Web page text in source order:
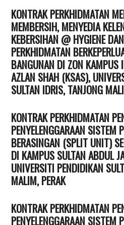
KONTRAK PERKHIDMATAN
MEMBERSIH, MENYEDIA
KEBERSIHAN @ HYGIENE
PERKHIDMATAN
BANGUNAN DI ZON KAMPUS
AZLAN SHAH (KSAS),
SULTAN IDRIS, TANJONG
KONTRAK PERKHIDMATAN
PENYELENGGARAAN SISTEM
BERASINGAN (SPLIT UNIT)
DI KAMPUS SULTAN ABDUL
UNIVERSITI PENDIDIKAN
MALIM, PERAK
KONTRAK PERKHIDMATAN
PENYELENGGARAAN SISTEM